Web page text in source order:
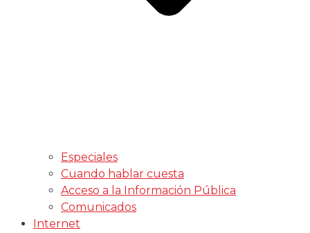
Especiales
Cuando hablar cuesta
Acceso a la Información Pública
Comunicados
Internet